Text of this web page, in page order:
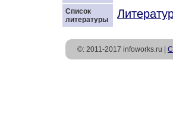
Список
литературы
©: 2011-2017 infoworks.ru |